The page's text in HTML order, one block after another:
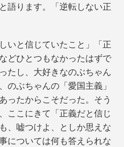
語ります。「逆転しない正
いと信じていたこと」「正
どひとつもなかったはずで
たし、大好きなのぶちゃん
のぶちゃんの「愛国主義」
ったからこそだった。そう
ここにきて「正義だと信じ
、嘘つけよ、としか思えな
については何も答えられな